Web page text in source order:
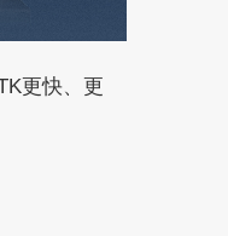
更快、更